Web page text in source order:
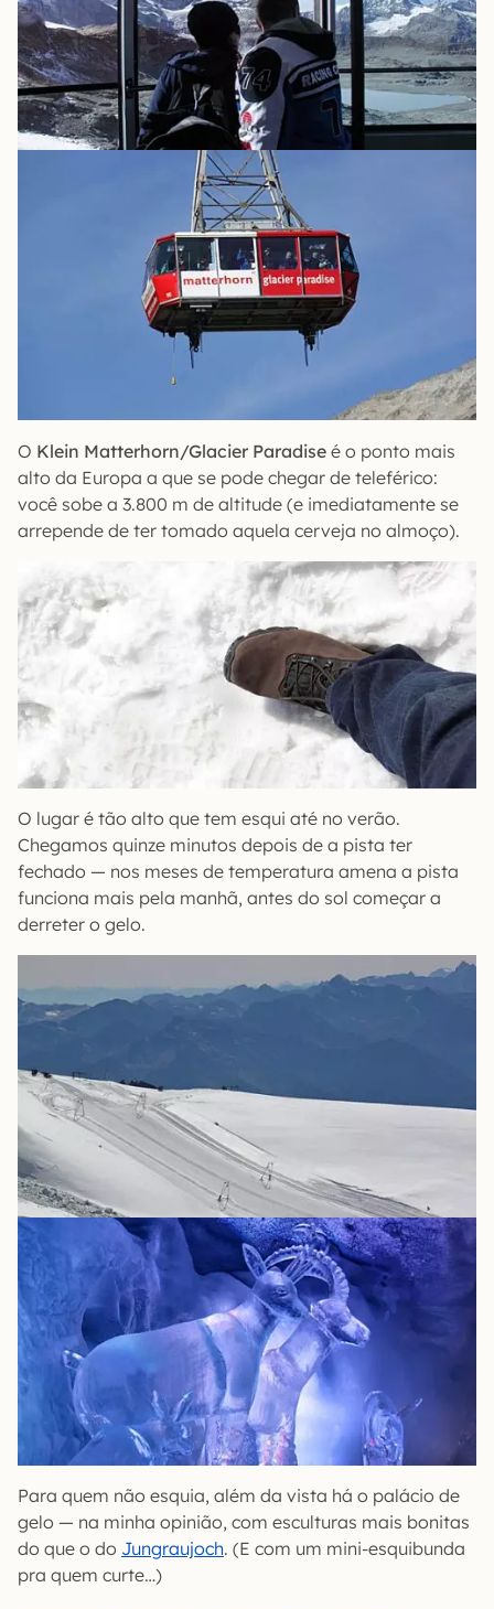
O Klein Matterhorn/Glacier Paradise é o ponto mais
alto da Europa a que se pode chegar de teleférico:
você sobe a 3.800 m de altitude (e imediatamente se
arrepende de ter tomado aquela cerveja no almoço).
O lugar é tão alto que tem esqui até no verão.
Chegamos quinze minutos depois de a pista ter
fechado — nos meses de temperatura amena a pista
funciona mais pela manhã, antes do sol começar a
derreter o gelo.
Para quem não esquia, além da vista há o palácio de
gelo — na minha opinião, com esculturas mais bonitas
do que o do Jungraujoch. (E com um mini-esquibunda
pra quem curte…)